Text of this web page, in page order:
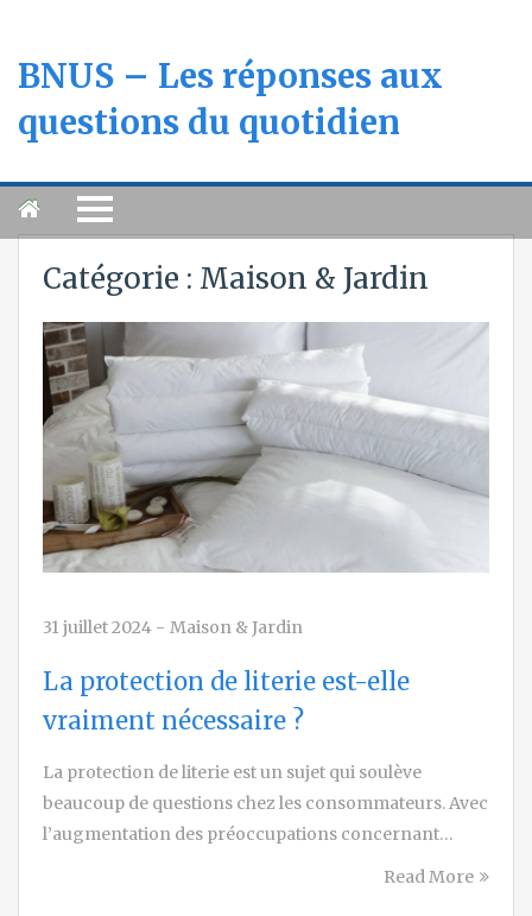
BNUS – Les réponses aux
questions du quotidien
Catégorie : Maison & Jardin
31 juillet 2024 - Maison & Jardin
La protection de literie est-elle
vraiment nécessaire ?
La protection de literie est un sujet qui soulève
beaucoup de questions chez les consommateurs. Avec
l’augmentation des préoccupations concernant…
Read More